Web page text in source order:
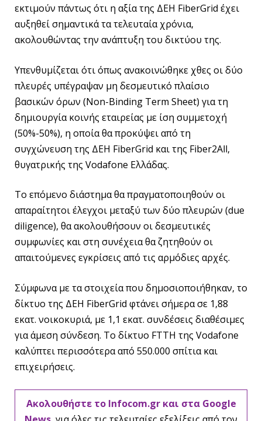
εκτιμούν πάντως ότι η αξία της ΔΕΗ FiberGrid έχει
αυξηθεί σημαντικά τα τελευταία χρόνια,
ακολουθώντας την ανάπτυξη του δικτύου της.
Υπενθυμίζεται ότι όπως ανακοινώθηκε χθες οι δύο
πλευρές υπέγραψαν μη δεσμευτικό πλαίσιο
βασικών όρων (Non-Binding Term Sheet) για τη
δημιουργία κοινής εταιρείας με ίση συμμετοχή
(50%-50%), η οποία θα προκύψει από τη
συγχώνευση της ΔΕΗ FiberGrid και της Fiber2All,
θυγατρικής της Vodafone Ελλάδας.
Το επόμενο διάστημα θα πραγματοποιηθούν οι
απαραίτητοι έλεγχοι μεταξύ των δύο πλευρών (due
diligence), θα ακολουθήσουν οι δεσμευτικές
συμφωνίες και στη συνέχεια θα ζητηθούν οι
απαιτούμενες εγκρίσεις από τις αρμόδιες αρχές.
Σύμφωνα με τα στοιχεία που δημοσιοποιήθηκαν, το
δίκτυο της ΔΕΗ FiberGrid φτάνει σήμερα σε 1,88
εκατ. νοικοκυριά, με 1,1 εκατ. συνδέσεις διαθέσιμες
για άμεση σύνδεση. Το δίκτυο FTTH της Vodafone
καλύπτει περισσότερα από 550.000 σπίτια και
επιχειρήσεις.
Ακολουθήστε το Infocom.gr και στα Google